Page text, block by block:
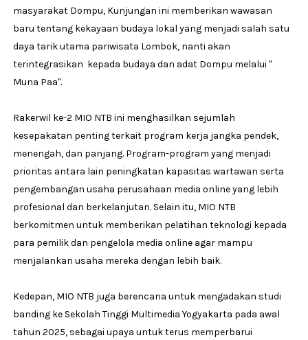
masyarakat Dompu, Kunjungan ini memberikan wawasan
baru tentang kekayaan budaya lokal yang menjadi salah satu
daya tarik utama pariwisata Lombok, nanti akan
terintegrasikan kepada budaya dan adat Dompu melalui "
Muna Paa".
Rakerwil ke-2 MIO NTB ini menghasilkan sejumlah
kesepakatan penting terkait program kerja jangka pendek,
menengah, dan panjang. Program-program yang menjadi
prioritas antara lain peningkatan kapasitas wartawan serta
pengembangan usaha perusahaan media online yang lebih
profesional dan berkelanjutan. Selain itu, MIO NTB
berkomitmen untuk memberikan pelatihan teknologi kepada
para pemilik dan pengelola media online agar mampu
menjalankan usaha mereka dengan lebih baik.
Kedepan, MIO NTB juga berencana untuk mengadakan studi
banding ke Sekolah Tinggi Multimedia Yogyakarta pada awal
tahun 2025, sebagai upaya untuk terus memperbarui